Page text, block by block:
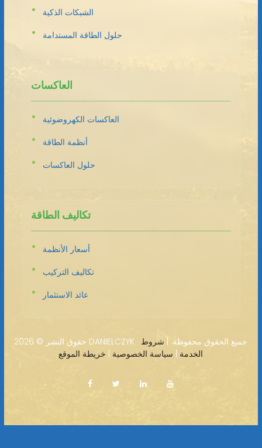
الشبكات الذكية
حلول الطاقة المستدامة
العاكسات
العاكسات الكهروضوئية
أنظمة الطاقة
حلول العاكسات
تكاليف الطاقة
أسعار الأنظمة
تكاليف التركيب
عائد الاستثمار
حقوق النشر © 2026 DANIELCZYK · جميع الحقوق محفوظة. | شروط
الخدمة
سياسة الخصوصية خريطة الموقع